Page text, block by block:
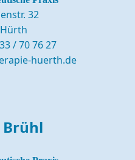
32
/ 70 76 27
huerth.de
Brühl